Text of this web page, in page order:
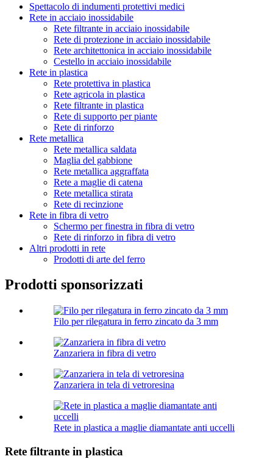
Spettacolo di indumenti protettivi medici
Rete in acciaio inossidabile
Rete filtrante in acciaio inossidabile
Rete di protezione in acciaio inossidabile
Rete architettonica in acciaio inossidabile
Cestello in acciaio inossidabile
Rete in plastica
Rete protettiva in plastica
Rete agricola in plastica
Rete filtrante in plastica
Rete di supporto per piante
Rete di rinforzo
Rete metallica
Rete metallica saldata
Maglia del gabbione
Rete metallica aggraffata
Rete a maglie di catena
Rete metallica stirata
Rete di recinzione
Rete in fibra di vetro
Schermo per finestra in fibra di vetro
Rete di rinforzo in fibra di vetro
Altri prodotti in rete
Prodotti di arte del ferro
Prodotti sponsorizzati
Filo per rilegatura in ferro zincato da 3 mm
Zanzariera in fibra di vetro
Zanzariera in tela di vetroresina
Rete in plastica a maglie diamantate anti uccelli
Rete filtrante in plastica